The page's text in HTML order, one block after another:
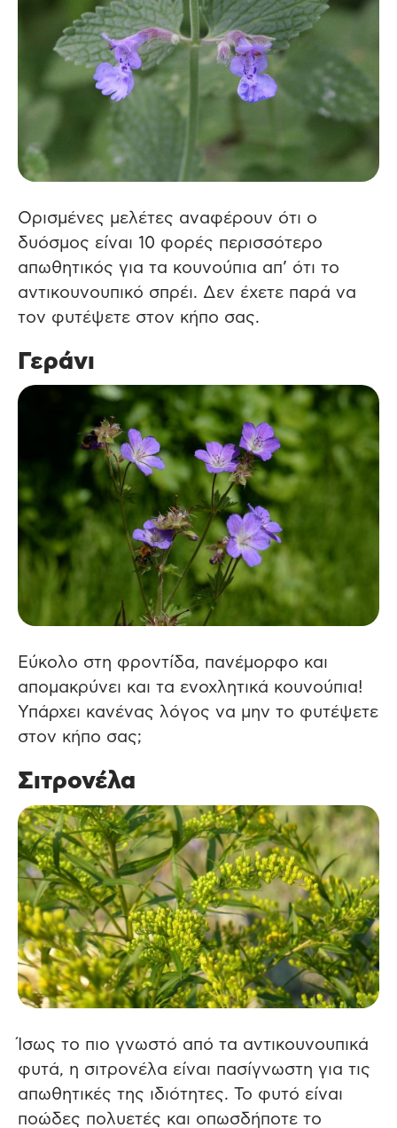
Ορισμένες μελέτες αναφέρουν ότι ο
δυόσμος είναι 10 φορές περισσότερο
απωθητικός για τα κουνούπια απ’ ότι το
αντικουνουπικό σπρέι. Δεν έχετε παρά να
τον φυτέψετε στον κήπο σας.
Γεράνι
Εύκολο στη φροντίδα, πανέμορφο και
απομακρύνει και τα ενοχλητικά κουνούπια!
Υπάρχει κανένας λόγος να μην το φυτέψετε
στον κήπο σας;
Σιτρονέλα
Ίσως το πιο γνωστό από τα αντικουνουπικά
φυτά, η σιτρονέλα είναι πασίγνωστη για τις
απωθητικές της ιδιότητες. Το φυτό είναι
ποώδες πολυετές και οπωσδήποτε το